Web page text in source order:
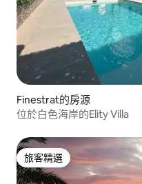
Finestrat的房源
位於白色海岸的Elity Villa
旅客精選
旅客精選